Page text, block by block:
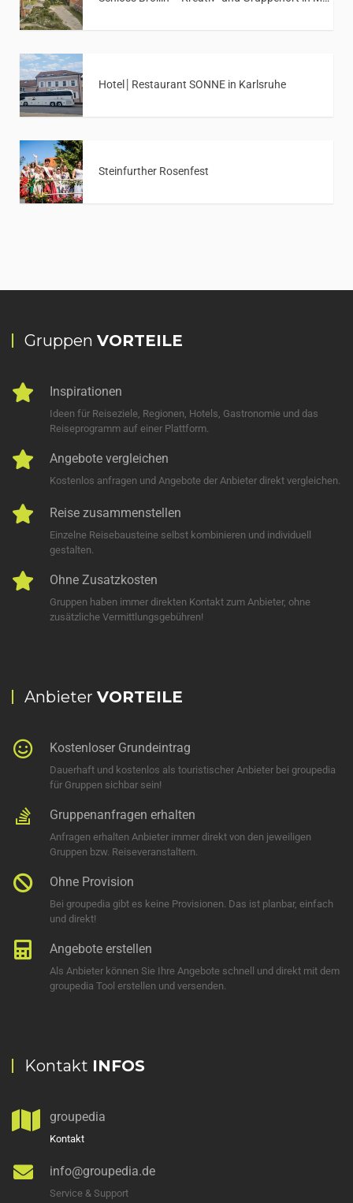
Hotel│Restaurant SONNE in Karlsruhe
Steinfurther Rosenfest
Gruppen VORTEILE
Inspirationen
Ideen für Reiseziele, Regionen, Hotels, Gastronomie und das
Reiseprogramm auf einer Plattform.
Angebote vergleichen
Kostenlos anfragen und Angebote der Anbieter direkt vergleichen.
Reise zusammenstellen
Einzelne Reisebausteine selbst kombinieren und individuell
gestalten.
Ohne Zusatzkosten
Gruppen haben immer direkten Kontakt zum Anbieter, ohne
zusätzliche Vermittlungsgebühren!
Anbieter VORTEILE
Kostenloser Grundeintrag
Dauerhaft und kostenlos als touristischer Anbieter bei groupedia
für Gruppen sichbar sein!
Gruppenanfragen erhalten
Anfragen erhalten Anbieter immer direkt von den jeweiligen
Gruppen bzw. Reiseveranstaltern.
Ohne Provision
Bei groupedia gibt es keine Provisionen. Das ist planbar, einfach
und direkt!
Angebote erstellen
Als Anbieter können Sie Ihre Angebote schnell und direkt mit dem
groupedia Tool erstellen und versenden.
Kontakt INFOS
groupedia
Kontakt
info@groupedia.de
Service & Support